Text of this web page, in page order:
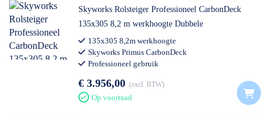
Skyworks Rolsteiger Professioneel CarbonDeck
135x305 8,2 m werkhoogte Dubbele
Voorloopleuning
135x305 8,2m werkhoogte
Skyworks Primus CarbonDeck
Professioneel gebruik
€ 3.956,00 excl. BTW
Op voorraad